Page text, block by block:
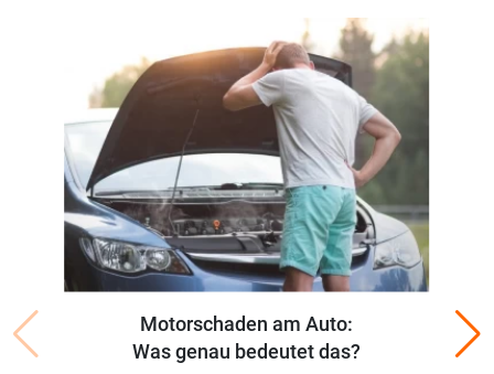
Motorschaden am Auto:
Was genau bedeutet das?